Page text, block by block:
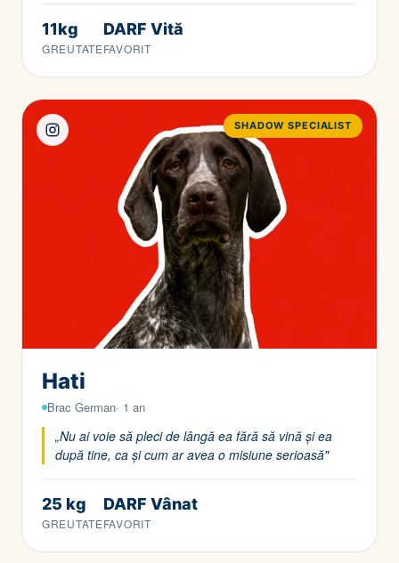
11kg
GREUTATE
DARF Vită
FAVORIT
SHADOW SPECIALIST
Hati
Brac German· 1 an
„Nu ai voie să pleci de lângă ea fără să vină și ea
după tine, ca și cum ar avea o misiune serioasă"
25 kg
GREUTATE
DARF Vânat
FAVORIT